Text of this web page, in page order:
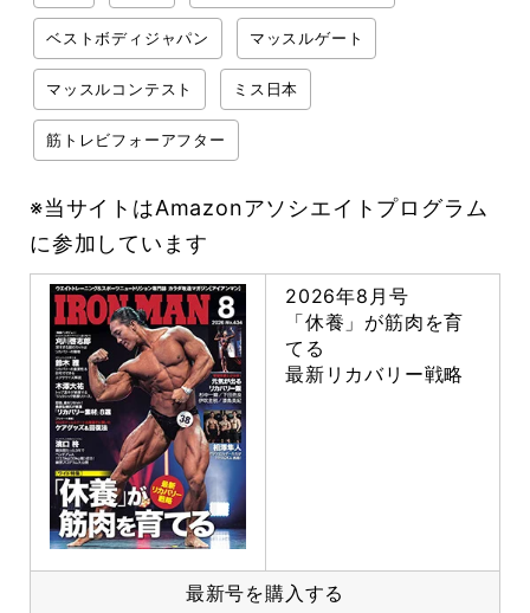
ベストボディジャパン マッスルゲート
マッスルコンテスト ミス日本
筋トレビフォーアフター
※当サイトはAmazonアソシエイトプログラム
に参加しています
2026年8月号
「休養」が筋肉を育
てる
最新リカバリー戦略
最新号を購入する